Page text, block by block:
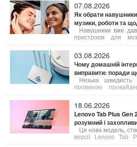
07.08.2026
Як обрати
музики, роботи та
Навушники вже
пристроєм для
дистанційного
занять спортом,
конструкції і
лише якість звуку, а
носінні.
03.08.2026
Чому домашній
виправити: поради
Низька
провиною
застарілому
щоб покращити якість
18.06.2026
Lenovo Tab Plus Gen
розумний і
Ця нова модель,
версії Lenovo Tab